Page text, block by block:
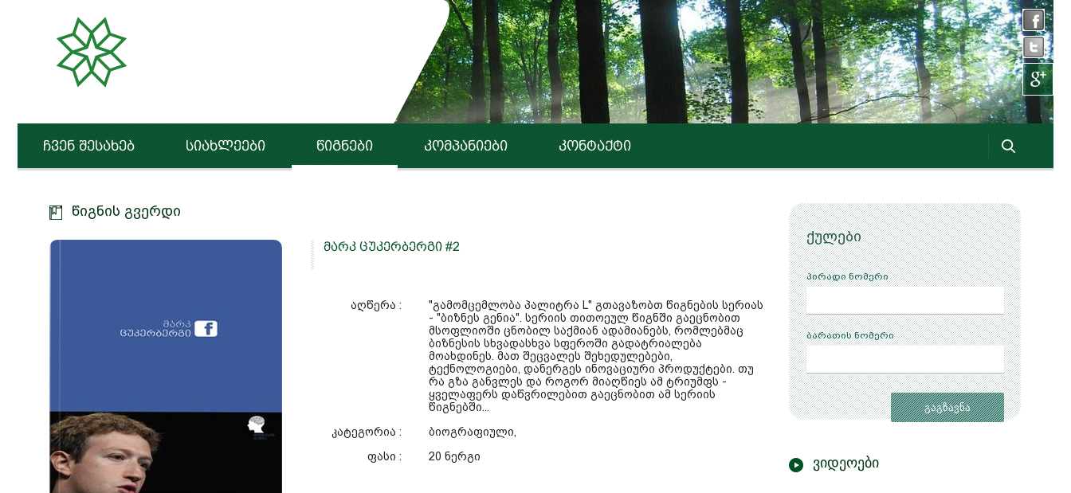
ჩვენ შესახებ სიახლეები წიგნები კომპანიები კონტაქტი
წიგნის გვერდი
მარკ ცუკერბერგი #2
აღწერა :
"გამომცემლობა პალიტრა L" გთავაზობთ წიგნების სერიას
- "ბიზნეს გენია". სერიის თითოეულ წიგნში გაეცნობით
მსოფლიოში ცნობილ საქმიან ადამიანებს, რომლებმაც
ბიზნესის სხვადასხვა სფეროში გადატრიალება
მოახდინეს. მათ შეცვალეს შეხედულებები,
ტექნოლოგიები, დანერგეს ინოვაციური პროდუქტები. თუ
რა გზა განვლეს და როგორ მიაღწიეს ამ ტრიუმფს -
ყველაფერს დაწვრილებით გაეცნობით ამ სერიის
წიგნებში...
კატეგორია :
ბიოგრაფიული,
ფასი :
20 ნერგი
ქულები
პირადი ნომერი
ბარათის ნომერი
ვიდეოები